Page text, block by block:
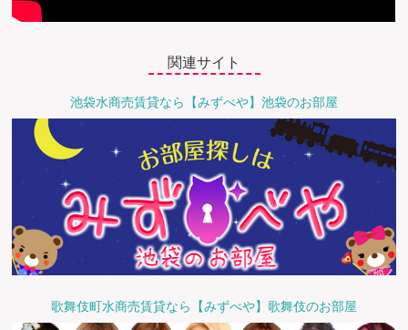
関連サイト
池袋水商売賃貸なら【みずべや】池袋のお部屋
歌舞伎町水商売賃貸なら【みずべや】歌舞伎のお部屋